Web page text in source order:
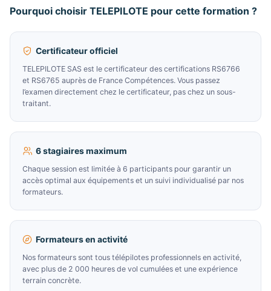
Pourquoi choisir TELEPILOTE pour cette formation ?
Certificateur officiel
TELEPILOTE SAS est le certificateur des certifications RS6766
et RS6765 auprès de France Compétences. Vous passez
l’examen directement chez le certificateur, pas chez un sous-
traitant.
6 stagiaires maximum
Chaque session est limitée à 6 participants pour garantir un
accès optimal aux équipements et un suivi individualisé par nos
formateurs.
Formateurs en activité
Nos formateurs sont tous télépilotes professionnels en activité,
avec plus de 2 000 heures de vol cumulées et une expérience
terrain concrète.